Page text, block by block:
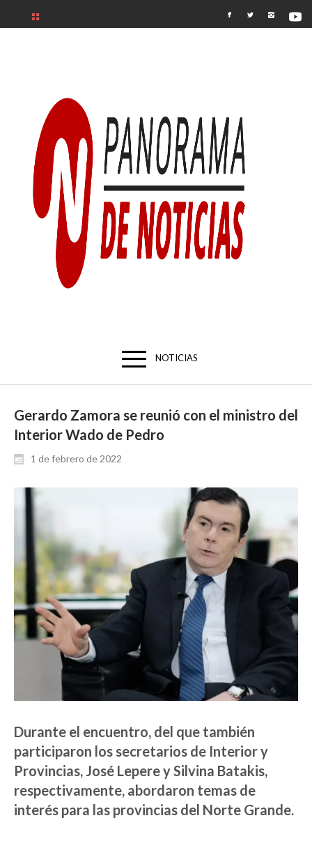
NOTICIAS
Gerardo Zamora se reunió con el ministro del
Interior Wado de Pedro
1 de febrero de 2022
Durante el encuentro, del que también
participaron los secretarios de Interior y
Provincias, José Lepere y Silvina Batakis,
respectivamente, abordaron temas de
interés para las provincias del Norte Grande.